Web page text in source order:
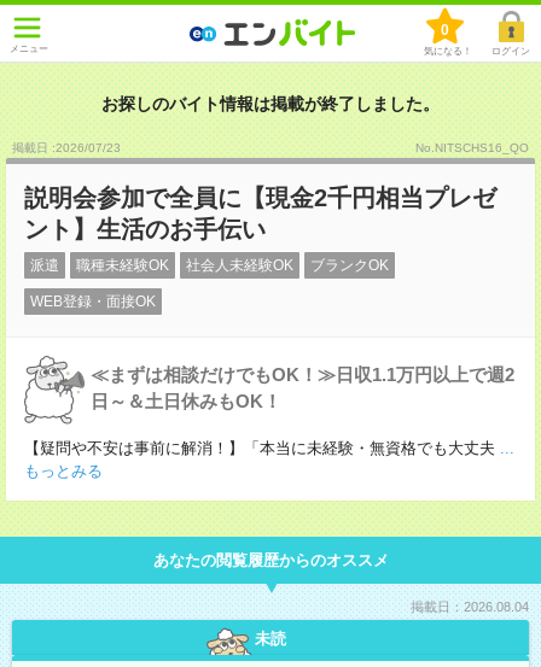
メニュー
0
気になる！ ログイン
お探しのバイト情報は掲載が終了しました。
掲載日 :2026/07/23 No.NITSCHS16_QO
説明会参加で全員に【現金2千円相当プレゼ
ント】生活のお手伝い
派遣 職種未経験OK 社会人未経験OK ブランクOK
WEB登録・面接OK
≪まずは相談だけでもOK！≫日収1.1万円以上で週2
日～＆土日休みもOK！
【疑問や不安は事前に解消！】「本当に未経験・無資格でも大丈夫 ...
もっとみる
あなたの閲覧履歴からのオススメ
掲載日：2026.08.04
未読